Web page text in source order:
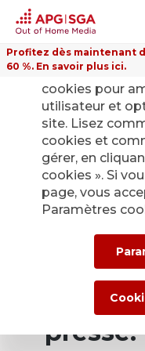
Profitez dès maintenant
60 %. En savoir plus ici.
Retour
presse.
Sur ce site
cookies pour
utilisateur et
site. Lisez
cookies et
gérer, en
cookies ». Si
page, vous
Paramètres